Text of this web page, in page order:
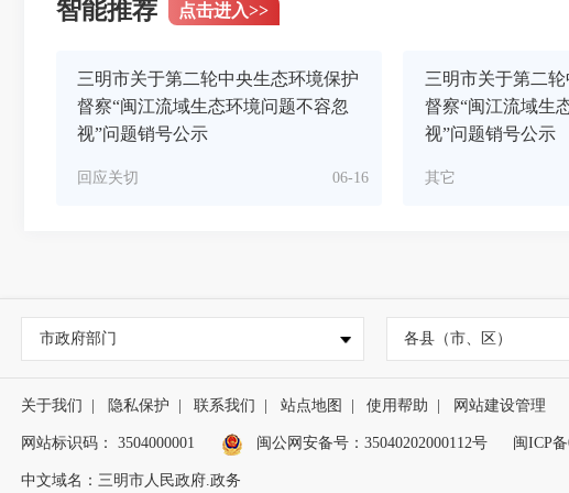
智能推荐 点击进入>>
三明市关于第二轮中央生态环境保护
督察“闽江流域生态环境问题不容忽
视”问题销号公示
06-16
回应关切
三明市关于第二
督察“闽江流域生
视”问题销号公示
其它
市政府部门 各县（市、区）
关于我们 隐私保护 联系我们 站点地图 使用帮助 网站建设管理
网站标识码： 3504000001 闽公网安备号： 35040202000112号 闽ICP
中文域名：三明市人民政府.政务